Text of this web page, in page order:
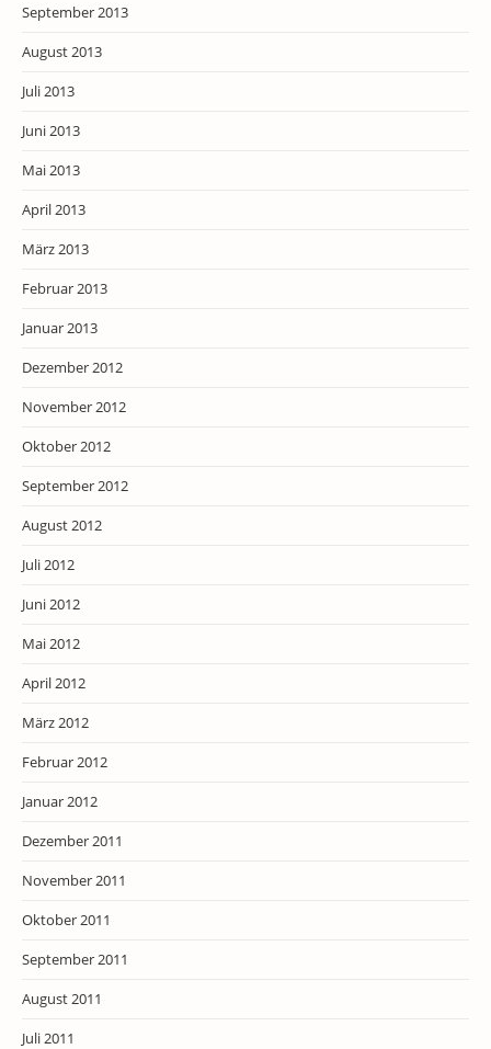
September 2013
August 2013
Juli 2013
Juni 2013
Mai 2013
April 2013
März 2013
Februar 2013
Januar 2013
Dezember 2012
November 2012
Oktober 2012
September 2012
August 2012
Juli 2012
Juni 2012
Mai 2012
April 2012
März 2012
Februar 2012
Januar 2012
Dezember 2011
November 2011
Oktober 2011
September 2011
August 2011
Juli 2011